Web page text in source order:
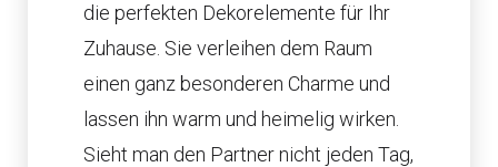
die perfekten Dekorelemente für Ihr
Zuhause. Sie verleihen dem Raum
einen ganz besonderen Charme und
lassen ihn warm und heimelig wirken.
Sieht man den Partner nicht jeden Tag,